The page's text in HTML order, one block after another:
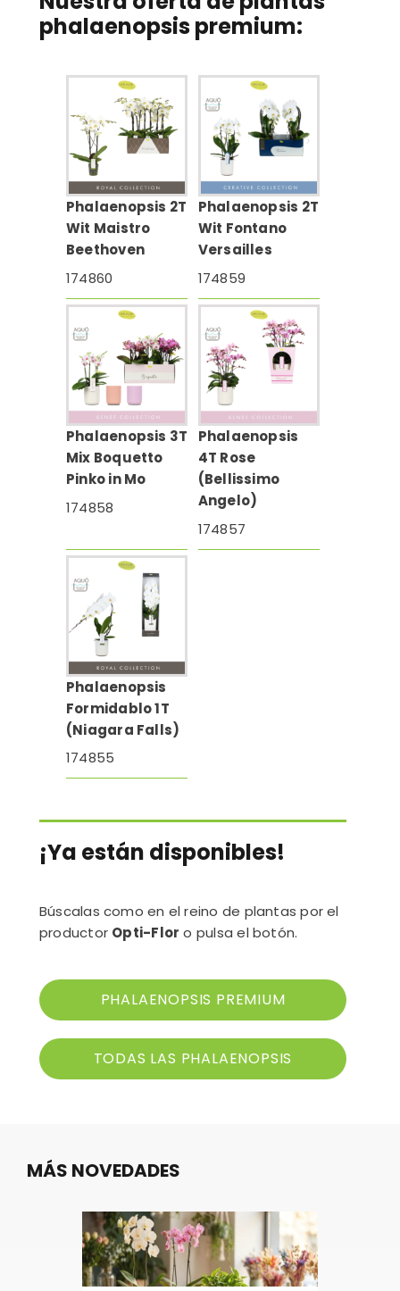
phalaenopsis premium:
Phalaenopsis 2T
Wit Maistro
Beethoven
174860
Phalaenopsis 2T
Wit Fontano
Versailles
174859
Phalaenopsis 3T
Mix Boquetto
Pinko in Mo
174858
Phalaenopsis
4T Rose
(Bellissimo
Angelo)
174857
Phalaenopsis
Formidablo 1T
(Niagara Falls)
174855
¡Ya están disponibles!
Búscalas como en el reino de plantas por el
productor Opti-Flor o pulsa el botón.
PHALAENOPSIS PREMIUM
TODAS LAS PHALAENOPSIS
MÁS NOVEDADES